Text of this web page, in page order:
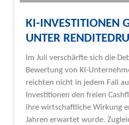
KI-INVESTITIONEN
UNTER
Im Juli verschärfte sich die
Bewertung von KI-
reichten nicht in jedem Fall
Investitionen den freien
ihre wirtschaftliche Wirkung
Jahren erwartet wurde.